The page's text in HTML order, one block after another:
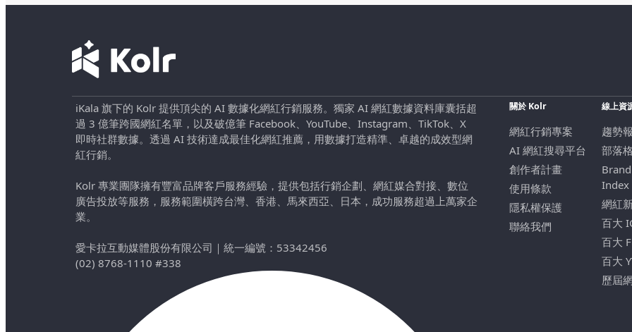
iKala 旗下的 Kolr 提供頂尖的 AI 數據化網紅行銷服務。獨家 AI 網紅數據資料庫囊括超
過 3 億筆跨國網紅名單，以及破億筆 Facebook、YouTube、Instagram、TikTok、X
即時社群數據。透過 AI 技術達成最佳化網紅推薦，用數據打造精準、卓越的成效型網
紅行銷。
Kolr 專業團隊擁有豐富品牌客戶服務經驗，提供包括行銷企劃、網紅媒合對接、數位
廣告投放等服務，服務範圍橫跨台灣、香港、馬來西亞、日本，成功服務超過上萬家企
業。
愛卡拉互動媒體股份有限公司 ｜ 統一編號：53342456
(02) 8768-1110 #338
關於 Kolr
網紅行銷專案
AI 網紅搜尋平台
創作者計畫
使用條款
隱私權保護
聯絡我們
線上資
趨勢
部落格
Index
網紅
百大
百大
百大
歷屆